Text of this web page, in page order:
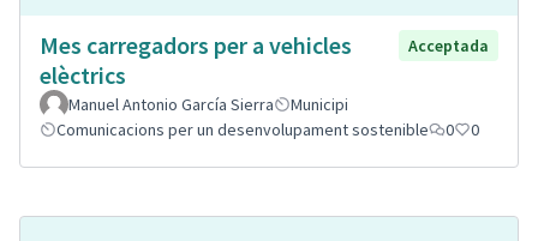
Mes carregadors per a vehicles
elèctrics
Acceptada
Manuel Antonio García Sierra
Municipi
Comunicacions per un desenvolupament sostenible
0 0